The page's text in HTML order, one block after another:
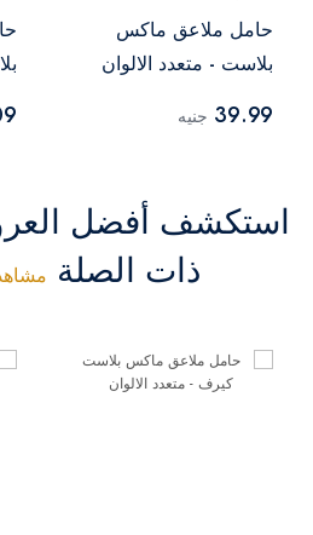
حامل ملاعق ماكس
بلاست - متعدد الالوان
39.99 جنيه
استكشف أفضل
ذات الصلة